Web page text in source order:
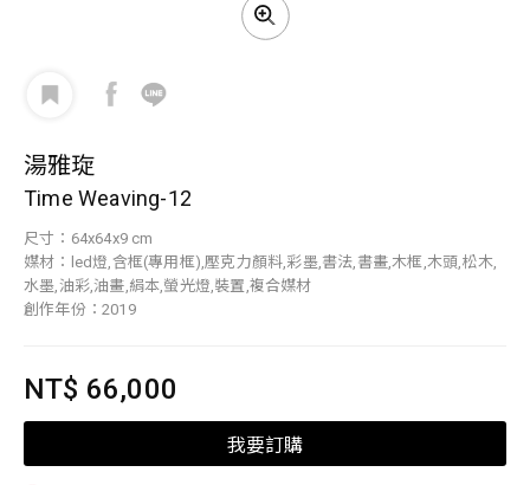
湯雅琁
Time Weaving-12
尺寸：64x64x9 cm
媒材：led燈,含框(專用框),壓克力顏料,彩墨,書法,書畫,木框,木頭,松木,
水墨,油彩,油畫,絹本,螢光燈,裝置,複合媒材
創作年份：2019
NT$ 66,000
我要訂購